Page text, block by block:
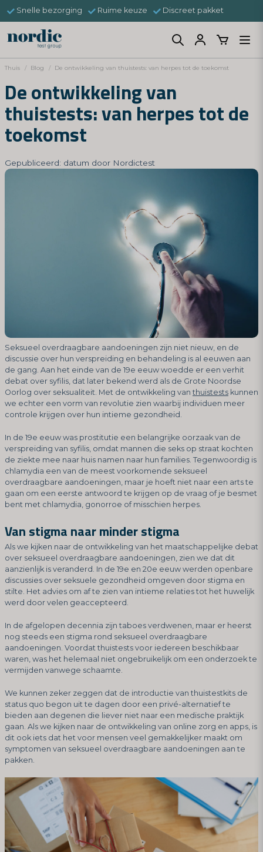
Snelle bezorging Ruime keuze Discreet pakket
Thuis Blog De ontwikkeling van thuistests: van herpes tot de toekomst
De ontwikkeling van
thuistests: van herpes tot de
toekomst
Gepubliceerd: datum door Nordictest
Seksueel overdraagbare aandoeningen zijn niet nieuw, en de
discussie over hun verspreiding en behandeling is al eeuwen aan
de gang. Aan het einde van de 19e eeuw woedde er een verhit
debat over syfilis, dat later bekend werd als de Grote Noordse
Oorlog over seksualiteit. Met de ontwikkeling van thuistests kunnen
we echter een vorm van revolutie zien waarbij individuen meer
controle krijgen over hun intieme gezondheid.
In de 19e eeuw was prostitutie een belangrijke oorzaak van de
verspreiding van syfilis, omdat mannen die seks op straat kochten
de ziekte mee naar huis namen naar hun families. Tegenwoordig is
chlamydia een van de meest voorkomende seksueel
overdraagbare aandoeningen, maar je hoeft niet naar een arts te
gaan om een eerste antwoord te krijgen op de vraag of je besmet
bent met chlamydia, gonorroe of misschien herpes.
Van stigma naar minder stigma
Als we kijken naar de ontwikkeling van het maatschappelijke debat
over seksueel overdraagbare aandoeningen, zien we dat dit
aanzienlijk is veranderd. In de 19e en 20e eeuw werden openbare
discussies over seksuele gezondheid omgeven door stigma en
stilte. Het advies om af te zien van intieme relaties tot het huwelijk
werd door velen geaccepteerd.
In de afgelopen decennia zijn taboes verdwenen, maar er heerst
nog steeds een stigma rond seksueel overdraagbare
aandoeningen. Voordat thuistests voor iedereen beschikbaar
waren, was het helemaal niet ongebruikelijk om een onderzoek te
vermijden vanwege schaamte.
We kunnen zeker zeggen dat de introductie van thuistestkits de
status quo begon uit te dagen door een privé-alternatief te
bieden aan degenen die liever niet naar een medische praktijk
gaan. Als we kijken naar de ontwikkeling van online zorg en apps, is
dit ook iets dat het voor mensen veel gemakkelijker maakt om
symptomen van seksueel overdraagbare aandoeningen aan te
pakken.